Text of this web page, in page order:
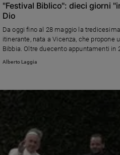
"Festival Biblico": dieci giorni
Dio
Da oggi fino al 28 maggio la
itinerante, nata a Vicenza, che propone un modo nuovo per incontrare la
Bibbia. Oltre duecento appuntamenti in
molto da dire all’uomo
Alberto Laggia